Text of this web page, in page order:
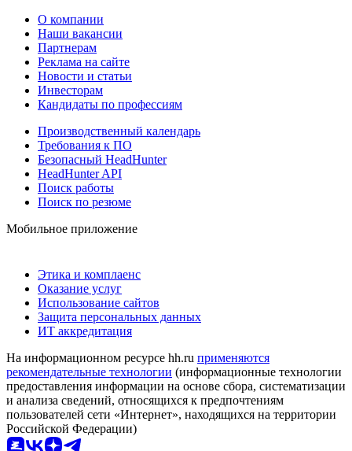
О компании
Наши вакансии
Партнерам
Реклама на сайте
Новости и статьи
Инвесторам
Кандидаты по профессиям
Производственный календарь
Требования к ПО
Безопасный HeadHunter
HeadHunter API
Поиск работы
Поиск по резюме
Мобильное приложение
Этика и комплаенс
Оказание услуг
Использование сайтов
Защита персональных данных
ИТ аккредитация
На информационном ресурсе hh.ru применяются
рекомендательные технологии (информационные технологии
предоставления информации на основе сбора, систематизации
и анализа сведений, относящихся к предпочтениям
пользователей сети «Интернет», находящихся на территории
Российской Федерации)